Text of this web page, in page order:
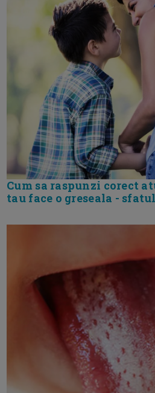
Cum sa raspunzi corect
tau face o greseala -